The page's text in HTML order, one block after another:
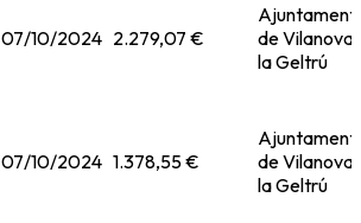
07/10/2024 2.279,07 €
Ajuntament
de Vilanova i
la Geltrú
07/10/2024 1.378,55 €
Ajuntament
de Vilanova i
la Geltrú